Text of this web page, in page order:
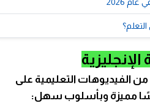
الفيديوهات التعليمية على
مميزة وبأسلوب سهل: